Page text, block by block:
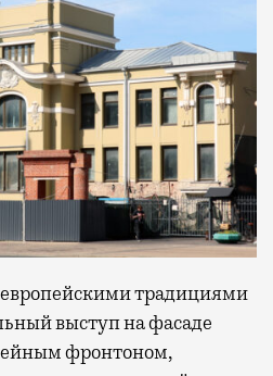
традициями
выступ на фасаде
фронтоном,